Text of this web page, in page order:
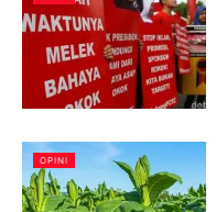
OPINI